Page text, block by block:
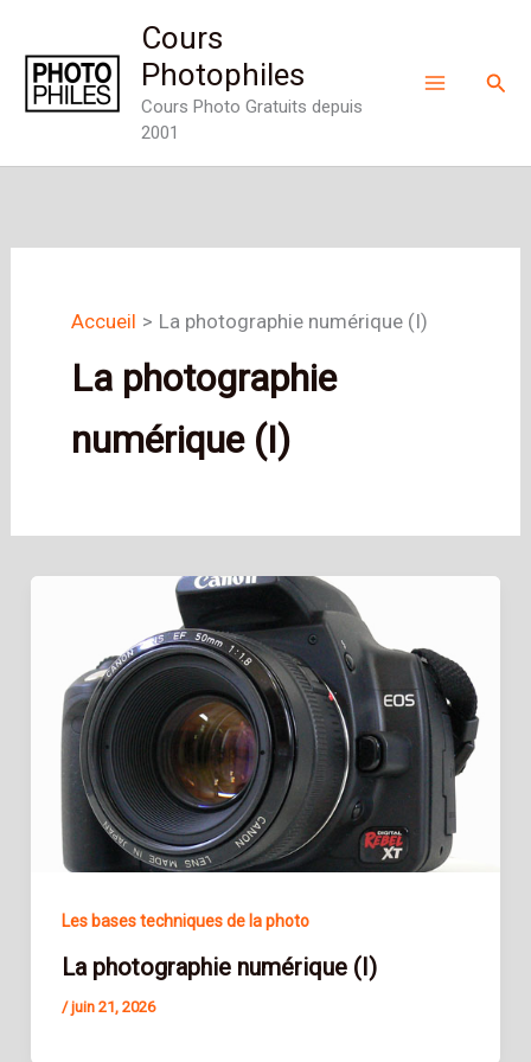
contenu
Cours
Photophiles
Cours Photo Gratuits depuis
2001
Accueil La photographie numérique (I)
La photographie
numérique (I)
Les bases techniques de la photo
La photographie numérique (I)
/juin 21, 2026